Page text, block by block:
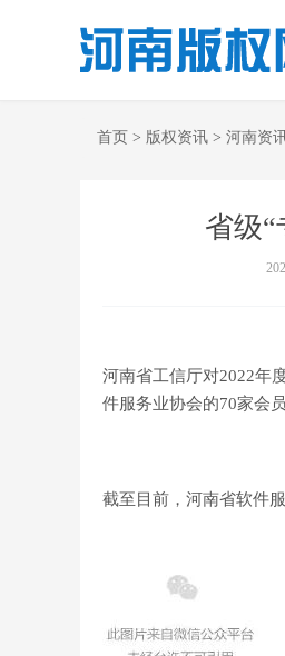
首页 > 版权资讯 > 河南资
省级
河南省工信厅对2022年
件服务业协会的70家会
截至目前，河南省软件